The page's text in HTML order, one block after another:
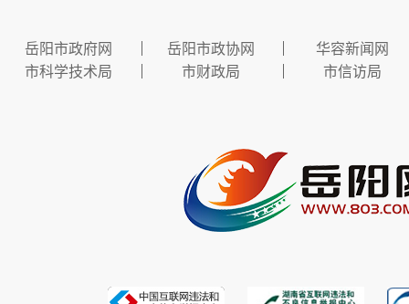
岳阳市政府网 岳阳市政协网
华容新闻网
市科学技术局
市财政局 市信访局